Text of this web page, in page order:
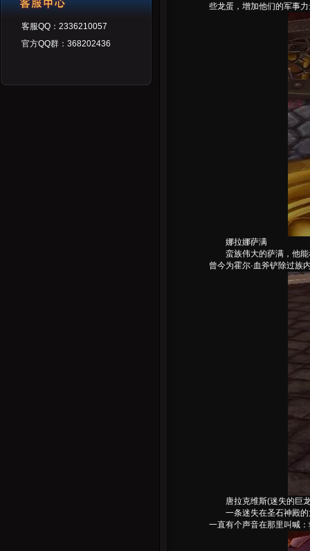
些龙蛋，增加他们的军事
娜拉娜萨满
蛮族伟大的萨满，他能
曾今为霍尔·血斧铲除过族
唐拉克维斯(迷失的巨
一条迷失在圣石神殿的
一直有个声音在那里叫
客服QQ：2336210057
官方QQ群：368202436